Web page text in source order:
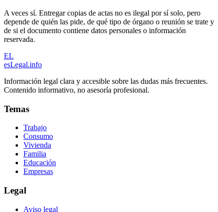
A veces sí. Entregar copias de actas no es ilegal por sí solo, pero
depende de quién las pide, de qué tipo de órgano o reunión se trate y
de si el documento contiene datos personales o información
reservada.
EL
esLegal.info
Información legal clara y accesible sobre las dudas más frecuentes.
Contenido informativo, no asesoría profesional.
Temas
Trabajo
Consumo
Vivienda
Familia
Educación
Empresas
Legal
Aviso legal